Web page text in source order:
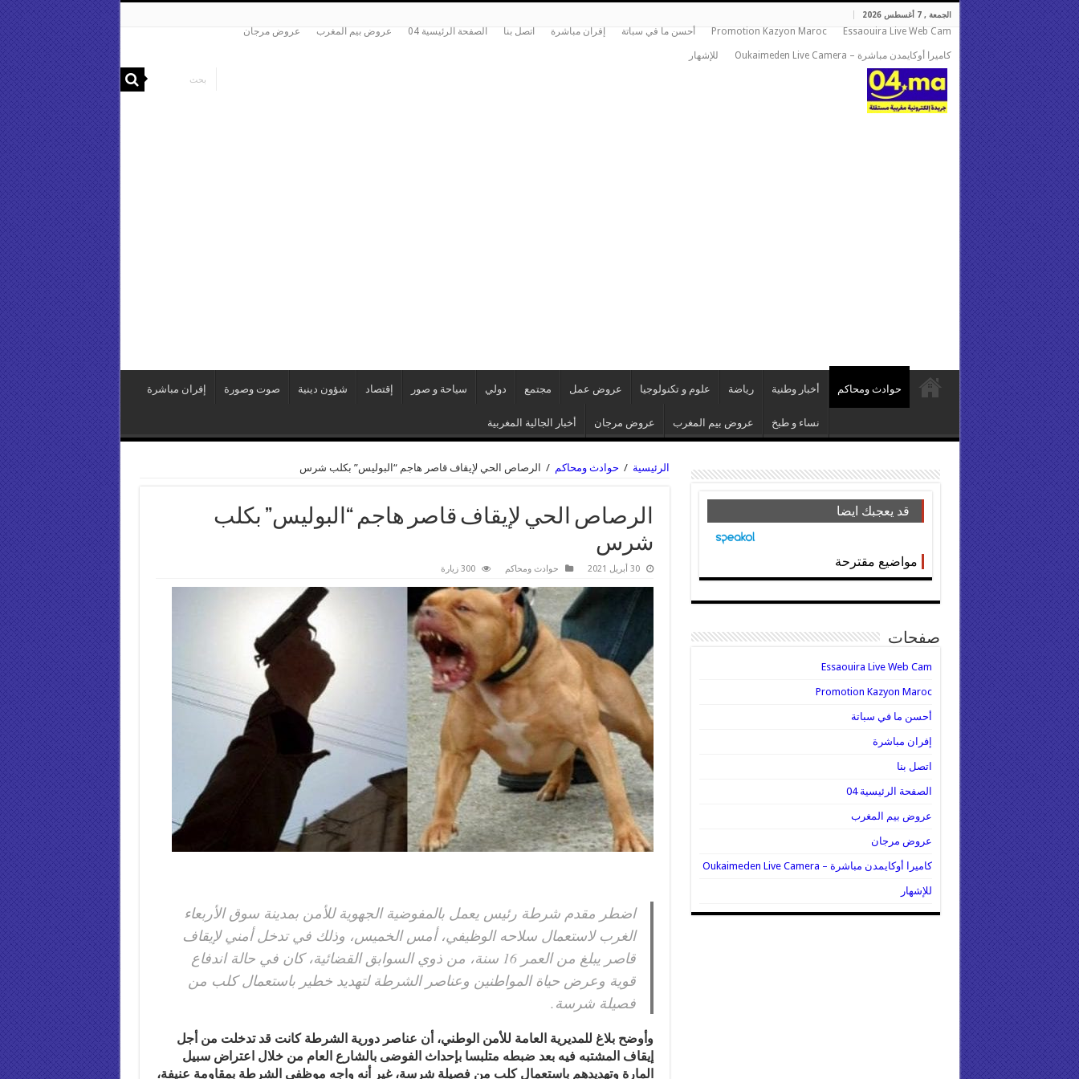
الجمعة , 7 أغسطس 2026
Essaouira Live Web Cam
Promotion Kazyon Maroc أحسن ما في سباتة إفران مباشرة اتصل بنا الصفحة الرئيسية 04 عروض بيم المغرب عروض مرجان
كاميرا أوكايمدن مباشرة – Oukaimeden Live Camera للإشهار
حوادث ومحاكم أخبار وطنية رياضة علوم و تكنولوجيا عروض عمل مجتمع دولي سياحة و صور إقتصاد شؤون دينية صوت وصورة إفران مباشرة
نساء و طبخ عروض بيم المغرب عروض مرجان أخبار الجالية المغربية
الرئيسية / حوادث ومحاكم / الرصاص الحي لإيقاف قاصر هاجم “البوليس” بكلب شرس
الرصاص الحي لإيقاف قاصر هاجم “البوليس” بكلب
شرس
30 أبريل 2021 حوادث ومحاكم 300 زيارة
اضطر مقدم شرطة رئيس يعمل بالمفوضية الجهوية للأمن بمدينة سوق الأربعاء
الغرب لاستعمال سلاحه الوظيفي، أمس الخميس، وذلك في تدخل أمني لإيقاف
قاصر يبلغ من العمر 16 سنة، من ذوي السوابق القضائية، كان في حالة اندفاع
قوية وعرض حياة المواطنين وعناصر الشرطة لتهديد خطير باستعمال كلب من
فصيلة شرسة.
وأوضح بلاغ للمديرية العامة للأمن الوطني، أن عناصر دورية الشرطة كانت قد تدخلت من أجل
إيقاف المشتبه فيه بعد ضبطه متلبسا بإحداث الفوضى بالشارع العام من خلال اعتراض سبيل
المارة وتهديدهم باستعمال كلب من فصيلة شرسة، غير أنه واجه موظفي الشرطة بمقاومة عنيفة،
قد يعجبك ايضا
مواضيع مقترحة
صفحات
Essaouira Live Web Cam
Promotion Kazyon Maroc
أحسن ما في سباتة
إفران مباشرة
اتصل بنا
الصفحة الرئيسية 04
عروض بيم المغرب
عروض مرجان
كاميرا أوكايمدن مباشرة – Oukaimeden Live Camera
للإشهار